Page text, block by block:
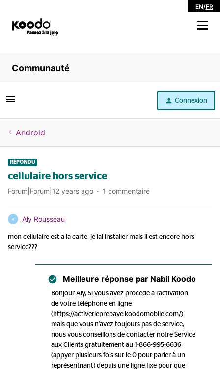
EN/FR
Magasiner
Libre service
Aide
Communauté
Connexion
Android
RÉPONDU
cellulaire hors service
Forum|Forum|12 years ago 1 commentaire
A Aly Rousseau
mon cellulaire est a la carte, je lai installer mais il est encore hors
service???
Meilleure réponse par Nabil Koodo
Bonjour Aly, Si vous avez procédé à l'activation
de votre téléphone en ligne
(https://activerleprepaye.koodomobile.com/)
mais que vous n'avez toujours pas de service,
nous vous conseillons de contacter notre Service
aux Clients gratuitement au 1-866-995-6636
(appyer plusieurs fois sur le 0 pour parler à un
représentnant) depuis une ligne fixe pour que